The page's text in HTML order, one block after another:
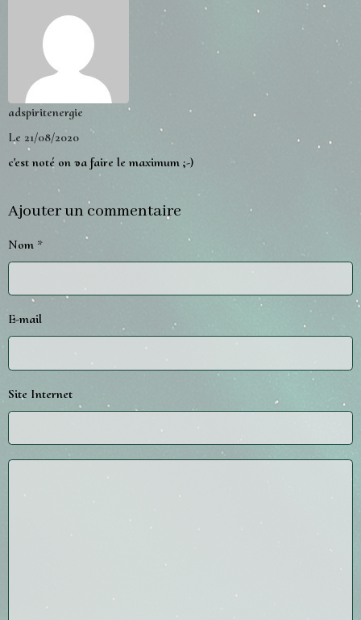
adspiritenergie
Le 21/08/2020
c'est noté on va faire le maximum ;-)
Ajouter un commentaire
Nom
E-mail
Site Internet